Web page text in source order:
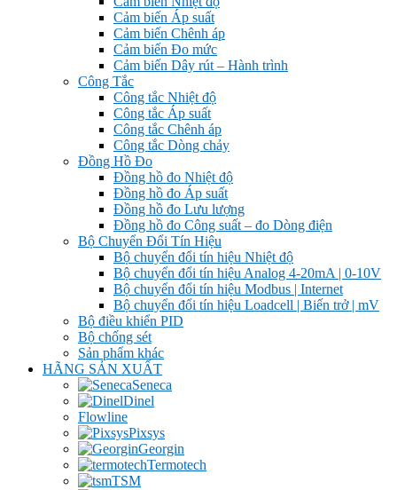
Cảm biến Áp suất
Cảm biến Chênh áp
Cảm biến Đo mức
Cảm biến Dây rút – Hành trình
Công Tắc
Công tắc Nhiệt độ
Công tắc Áp suất
Công tắc Chênh áp
Công tắc Dòng chảy
Đồng Hồ Đo
Đồng hồ đo Nhiệt độ
Đồng hồ đo Áp suất
Đồng hồ đo Lưu lượng
Đồng hồ đo Công suất – đo Dòng điện
Bộ Chuyển Đổi Tín Hiệu
Bộ chuyển đổi tín hiệu Nhiệt độ
Bộ chuyển đổi tín hiệu Analog 4-20mA | 0-10V
Bộ chuyển đổi tín hiệu Modbus | Internet
Bộ chuyển đổi tín hiệu Loadcell | Biến trở | mV
Bộ điều khiển PID
Bộ chống sét
Sản phẩm khác
HÃNG SẢN XUẤT
Seneca
Dinel
Flowline
Pixsys
Georgin
Termotech
TSM